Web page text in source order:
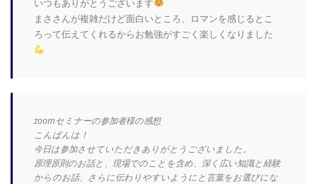
いつもありがとうございます
まささんが複雑だけど面白いところ、ロマンを感じるとこ
ろって伝えてくれるからお勉強がすごく楽しくなりました
zoomセミナーの参加者様の感想
こんばんは！
今日は参加させていただきありがとうございました。
原理原則のお話と、現場でのことを含め、深く広い知識と経験
からのお話、さらに伝わりやすいようにと言葉をお選びにな